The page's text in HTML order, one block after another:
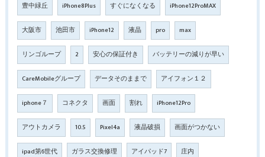
豊中緑丘 iPhone8Plus すぐになくなる iPhone12ProMAX
大阪市 池田市 iPhone12 液晶 pro max
リンゴループ 2 安心の保証付き バッテリーの減りが早い
CareMobileグループ データそのままで アイフォン１２
iphone７ コネクタ 画面 割れ iPhone12Pro
アウトカメラ 10.5 Pixel4a 液晶破損 画面がつかない
ipad第6世代 ガラス交換修理 アイパッド7 庄内